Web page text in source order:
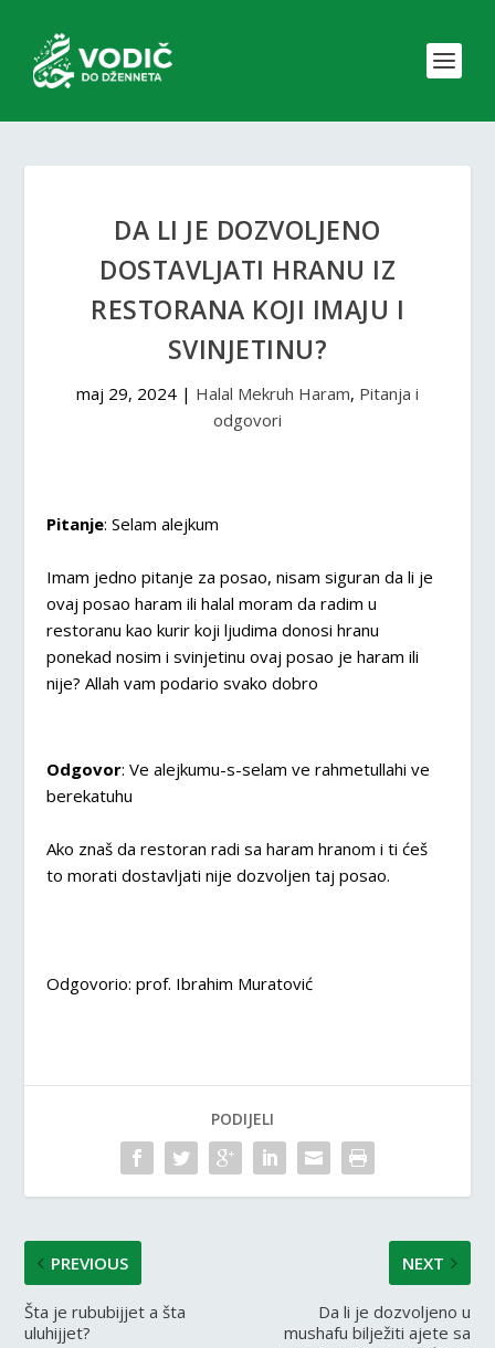
DA LI JE DOZVOLJENO
DOSTAVLJATI HRANU IZ
RESTORANA KOJI IMAJU I
SVINJETINU?
maj 29, 2024 | Halal Mekruh Haram, Pitanja i
odgovori
Pitanje: Selam alejkum
Imam jedno pitanje za posao, nisam siguran da li je
ovaj posao haram ili halal moram da radim u
restoranu kao kurir koji ljudima donosi hranu
ponekad nosim i svinjetinu ovaj posao je haram ili
nije? Allah vam podario svako dobro
Odgovor: Ve alejkumu-s-selam ve rahmetullahi ve
berekatuhu
Ako znaš da restoran radi sa haram hranom i ti ćeš
to morati dostavljati nije dozvoljen taj posao.
Odgovorio: prof. Ibrahim Muratović
PODIJELI
PREVIOUS
Šta je rububijjet a šta
uluhijjet?
NEXT
Da li je dozvoljeno u
mushafu bilježiti ajete sa